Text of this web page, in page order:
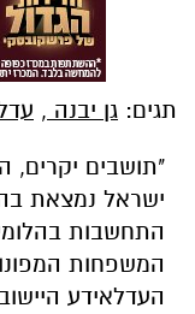
תגים: גן יבנה ,
"תושבים
התחשבות
המשפחות
העדלאידע